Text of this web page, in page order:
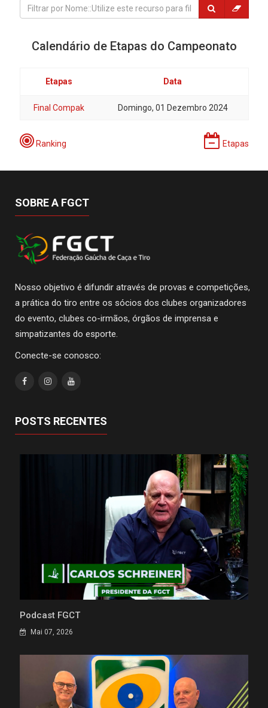
Calendário de Etapas do Campeonato
Etapas Data
Final Compak Domingo, 01 Dezembro 2024
Ranking Etapas
SOBRE A FGCT
Nosso objetivo é difundir através de provas e competições,
a prática do tiro entre os sócios dos clubes organizadores
do evento, clubes co-irmãos, órgãos de imprensa e
simpatizantes do esporte.
Conecte-se conosco:
POSTS RECENTES
Podcast FGCT
Mai 07, 2026